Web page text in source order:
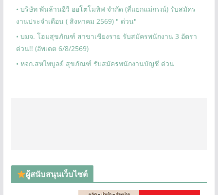
• บริษัท พันล้านอีวี ออโตโมทิฟ จำกัด (สี่แยกแม่กรณ์) รับสมัคร
งานประจำเดือน ( สิงหาคม 2569) " ด่วน"
• บมจ. โฮมสุขภัณฑ์ สาขาเชียงราย รับสมัครพนักงาน 3 อัตรา
ด่วน!! (อัพเดต 6/8/2569)
• หจก.สหไพบูลย์ สุขภัณฑ์ รับสมัครพนักงานบัญชี ด่วน
ผู้สนับสนุนเว็บไซต์